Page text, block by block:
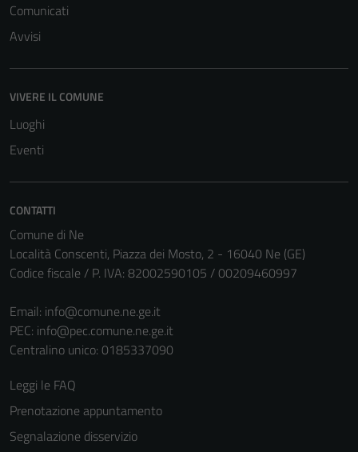
Comunicati
Avvisi
VIVERE IL COMUNE
Luoghi
Eventi
CONTATTI
Comune di Ne
Località Conscenti, Piazza dei Mosto, 2 - 16040 Ne (GE)
Codice fiscale / P. IVA: 82002590105 / 00209460997
Email: info@comune.ne.ge.it
PEC: info@pec.comune.ne.ge.it
Centralino unico: 0185337090
Leggi le FAQ
Prenotazione appuntamento
Segnalazione disservizio